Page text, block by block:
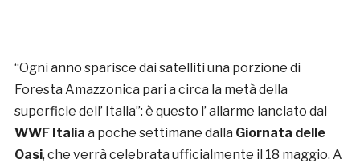
“Ogni anno sparisce dai satelliti una porzione di
Foresta Amazzonica pari a circa la metà della
superficie dell’ Italia”: è questo l’ allarme lanciato dal
WWF Italia a poche settimane dalla Giornata delle
Oasi, che verrà celebrata ufficialmente il 18 maggio. A